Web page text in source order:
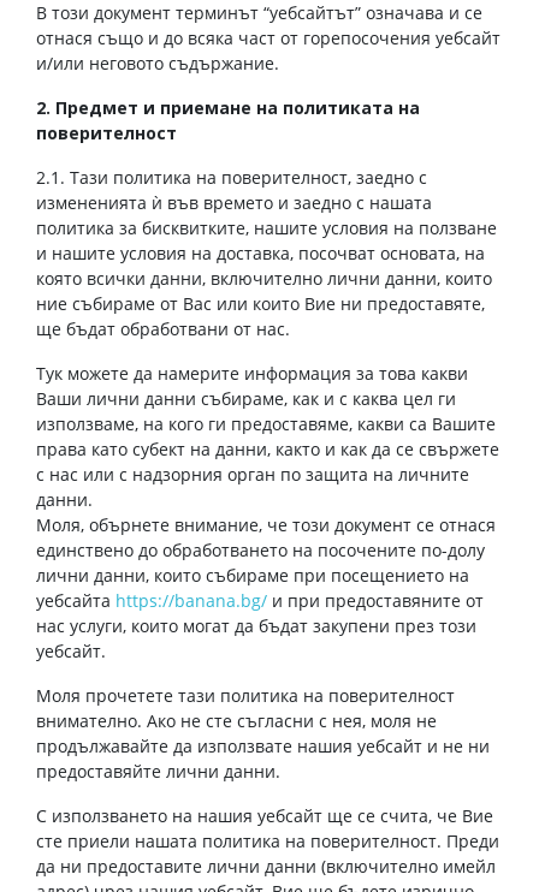
В този документ терминът “уебсайтът” означава и се
отнася също и до всяка част от горепосочения уебсайт
и/или неговото съдържание.
2. Предмет и приемане на политиката на
поверителност
2.1. Тази политика на поверителност, заедно с
измененията ѝ във времето и заедно с нашата
политика за бисквитките, нашите условия на ползване
и нашите условия на доставка, посочват основата, на
която всички данни, включително лични данни, които
ние събираме от Вас или които Вие ни предоставяте,
ще бъдат обработвани от нас.
Тук можете да намерите информация за това какви
Ваши лични данни събираме, как и с каква цел ги
използваме, на кого ги предоставяме, какви са Вашите
права като субект на данни, както и как да се свържете
с нас или с надзорния орган по защита на личните
данни.
Моля, обърнете внимание, че този документ се отнася
единствено до обработването на посочените по-долу
лични данни, които събираме при посещението на
уебсайта https://banana.bg/ и при предоставяните от
нас услуги, които могат да бъдат закупени през този
уебсайт.
Моля прочетете тази политика на поверителност
внимателно. Ако не сте съгласни с нея, моля не
продължавайте да използвате нашия уебсайт и не ни
предоставяйте лични данни.
С използването на нашия уебсайт ще се счита, че Вие
сте приели нашата политика на поверителност. Преди
да ни предоставите лични данни (включително имейл